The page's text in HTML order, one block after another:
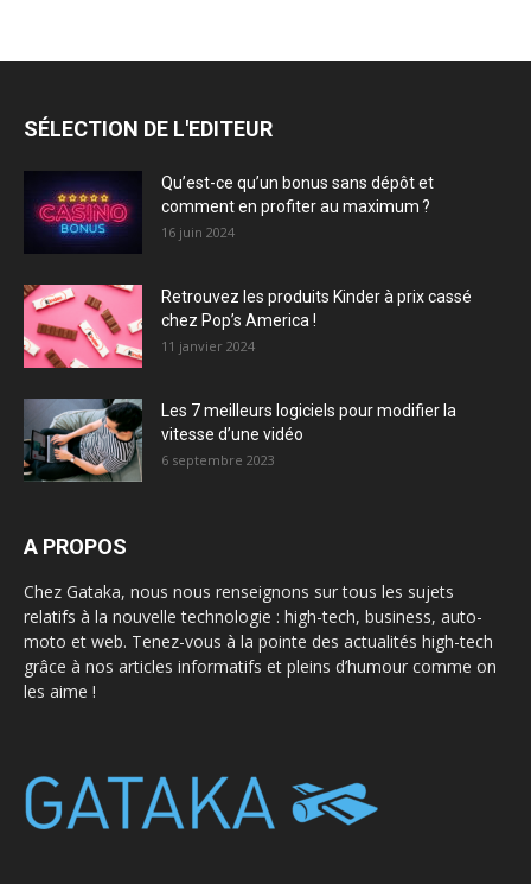
SÉLECTION DE L'EDITEUR
Qu’est-ce qu’un bonus sans dépôt et
comment en profiter au maximum ?
16 juin 2024
Retrouvez les produits Kinder à prix cassé
chez Pop’s America !
11 janvier 2024
Les 7 meilleurs logiciels pour modifier la
vitesse d’une vidéo
6 septembre 2023
A PROPOS
Chez Gataka, nous nous renseignons sur tous les sujets
relatifs à la nouvelle technologie : high-tech, business, auto-
moto et web. Tenez-vous à la pointe des actualités high-tech
grâce à nos articles informatifs et pleins d’humour comme on
les aime !